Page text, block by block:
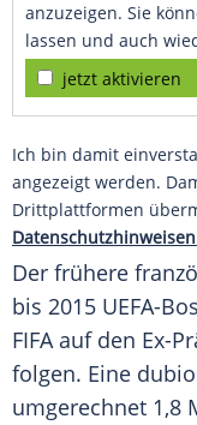
anzuzeigen. Sie
lassen und auch
jetzt aktivieren
Ich bin damit
angezeigt werden.
Drittplattformen
Der frühere
bis 2015 UEFA-
FIFAauf den Ex-
folgen. Eine
umgerechnet 1,8